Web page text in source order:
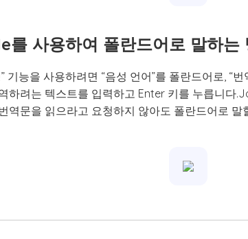
를 사용하여 폴란드어로 말하는
기능을 사용하려면 “음성 언어”를 폴란드어로, “
하려는 텍스트를 입력하고 Enter 키를 누릅니다
역문을 읽으라고 요청하지 않아도 폴란드어로 말